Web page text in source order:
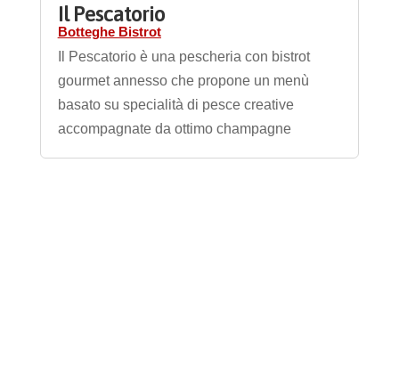
Il Pescatorio
Botteghe Bistrot
Il Pescatorio è una pescheria con bistrot
gourmet annesso che propone un menù
basato su specialità di pesce creative
accompagnate da ottimo champagne